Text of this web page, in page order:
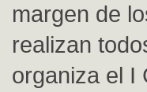
margen de
realizan
organiza el I